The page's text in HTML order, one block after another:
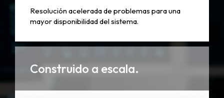
Resolución acelerada de problemas para una
mayor disponibilidad del sistema.
Construido a escala.